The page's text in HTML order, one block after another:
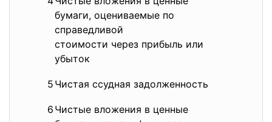
бумаги, оцениваемые по
справедливой
стоимости через прибыль или
убыток
5 Чистая ссудная задолженность
6 Чистые вложения в ценные